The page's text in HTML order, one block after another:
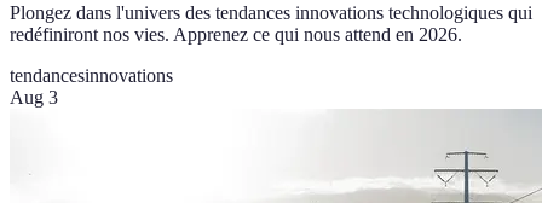
Plongez dans l'univers des tendances innovations technologiques qui
redéfiniront nos vies. Apprenez ce qui nous attend en 2026.
tendancesinnovations
Aug 3